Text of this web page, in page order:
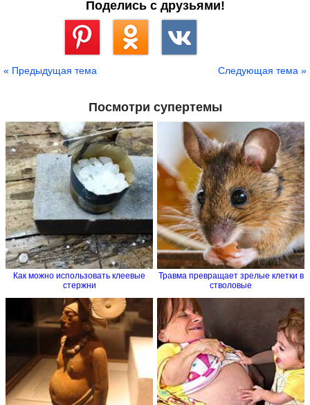
Поделись с друзьями!
« Предыдущая тема Следующая тема »
Посмотри супертемы
Как можно использовать клеевые
стержни
Травма превращает зрелые клетки в
стволовые